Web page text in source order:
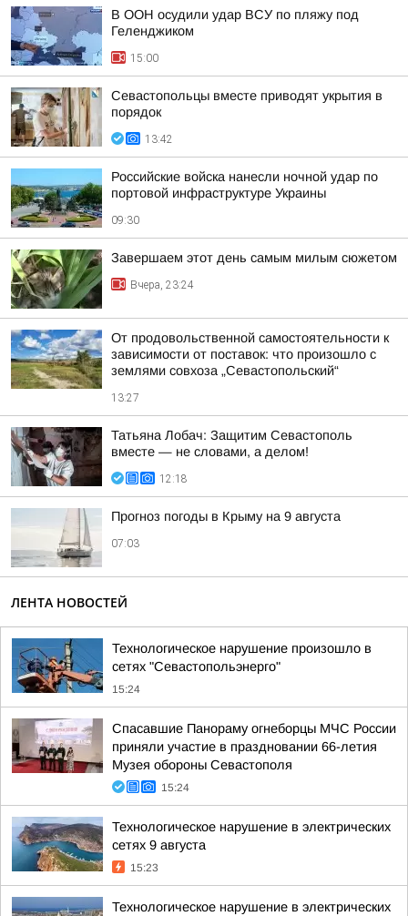
В ООН осудили удар ВСУ по пляжу под
Геленджиком
15:00
Севастопольцы вместе приводят укрытия в
порядок
13:42
Российские войска нанесли ночной удар по
портовой инфраструктуре Украины
09:30
Завершаем этот день самым милым сюжетом
Вчера, 23:24
От продовольственной самостоятельности к
зависимости от поставок: что произошло с
землями совхоза „Севастопольский“
13:27
Татьяна Лобач: Защитим Севастополь
вместе — не словами, а делом!
12:18
Прогноз погоды в Крыму на 9 августа
07:03
ЛЕНТА НОВОСТЕЙ
Технологическое нарушение произошло в
сетях "Севастопольэнерго"
15:24
Спасавшие Панораму огнеборцы МЧС России
приняли участие в праздновании 66-летия
Музея обороны Севастополя
15:24
Технологическое нарушение в электрических
сетях 9 августа
15:23
Технологическое нарушение в электрических